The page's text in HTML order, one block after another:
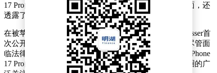
17 Pro的详细渲染视频，不仅展示了新机设计的多个方面，还
透露了配色、摄像头升级等关键信息。
在被苹果起诉涉嫌泄露iOS 26机密信息的事件之后，Prosser首
次公开发布了关于尚未面世的iPhone 17 Pro的新视频。尽管面
临法律风险，他依然基于所谓的“内部消息源”，制作了iPhone
17 Pro的渲染图和功能预测，这一举动迅速引起了科技圈的广